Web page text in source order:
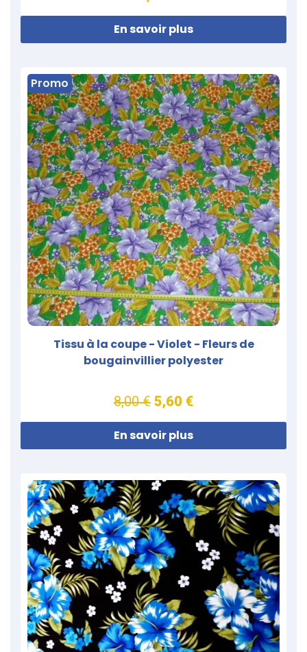
En savoir plus
Promo
Tissu à la coupe - Violet - Fleurs de
bougainvillier polyester
8,00 € 5,60 €
En savoir plus